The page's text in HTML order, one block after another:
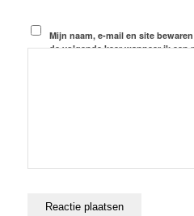
Mijn naam, e-mail en site
de volgende keer wanneer ik een